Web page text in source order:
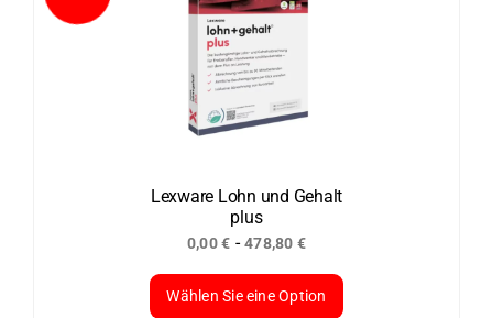
Varianten
Optionen
können
der
Produktseite
gewählt
werden
Lexware Lohn und Gehalt
plus
0,00€ -478,80 €
Wählen Sie eine Option